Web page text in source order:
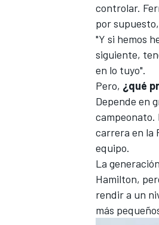
controlar.
por
"Y si hemos
siguiente,
en lo tuyo".
Pero, ¿qué
Depende en
campeonato.
carrera en la
equipo.
La
Hamilton,
rendir a un
más